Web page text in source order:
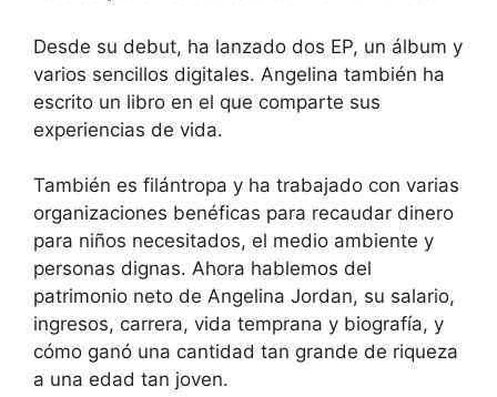
Desde su debut, ha lanzado dos EP, un álbum y
varios sencillos digitales. Angelina también ha
escrito un libro en el que comparte sus
experiencias de vida.
También es filántropa y ha trabajado con varias
organizaciones benéficas para recaudar dinero
para niños necesitados, el medio ambiente y
personas dignas. Ahora hablemos del
patrimonio neto de Angelina Jordan, su salario,
ingresos, carrera, vida temprana y biografía, y
cómo ganó una cantidad tan grande de riqueza
a una edad tan joven.